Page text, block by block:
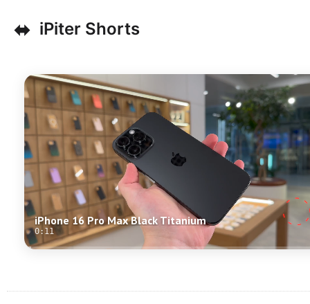
⬌ iPiter Shorts
iPhone 16 Pro Max Black Titanium
0:11